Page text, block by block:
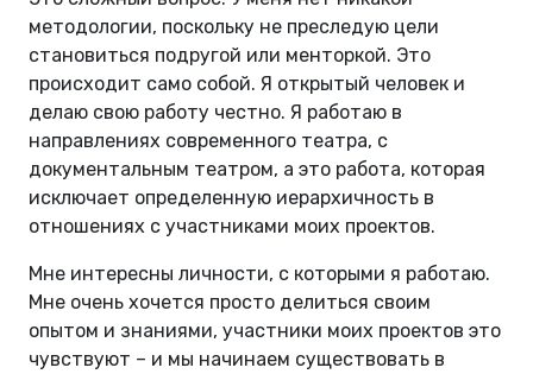
методологии, поскольку не преследую цели
становиться подругой или менторкой. Это
происходит само собой. Я открытый человек и
делаю свою работу честно. Я работаю в
направлениях современного театра, с
документальным театром, а это работа, которая
исключает определенную иерархичность в
отношениях с участниками моих проектов.
Мне интересны личности, с которыми я работаю.
Мне очень хочется просто делиться своим
опытом и знаниями, участники моих проектов это
чувствуют – и мы начинаем существовать в